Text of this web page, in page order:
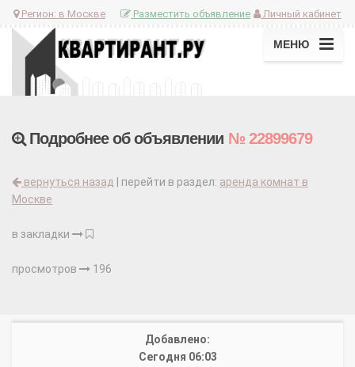
Регион: в Москве Личный кабинет
Разместить объявление
МЕНЮ
Подробнее об объявлении № 22899679
вернуться назад | перейти в раздел: аренда комнат в
Москве
в закладки
просмотров 196
Добавлено:
Сегодня 06:03